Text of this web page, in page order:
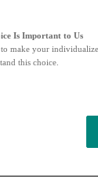
Is Important to Us
make your
this choice.